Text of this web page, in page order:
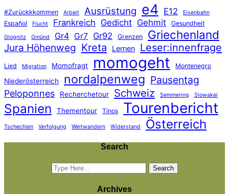
#Zurückkkommen Arbeit Ausrüstung e4 E12 Eisenbahn
Español Flucht Frankreich Gedicht Gehmit Gesundheit
Glognitz Gmünd Gr4 Gr7 Gr92 Grenzen Griechenland
Jura Höhenweg Kreta Lernen Leser:innenfrage
Lied Migration Momofragt momogeht Montenegro
Niederösterreich nordalpenweg Pausentag
Peloponnes Recherchetour Schweiz Semmering Slowakei
Spanien Thementour Tinos Tourenbericht
Tschechien Verfolgung Weitwandern Widerstand Österreich
Search
Archives